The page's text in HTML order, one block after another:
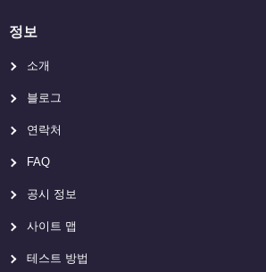
정보
소개
블로그
연락처
FAQ
공시 정보
사이트 맵
테스트 방법